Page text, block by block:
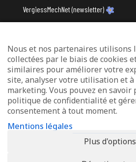
VergiessMechNet (newsletter)
Mit Unterstützung des
Datenschutz und Verwaltung von Cookies
Rechtliche Hinweise
Erklärung zur Barrierefreiheit
Nous et nos partenaires utilisons
collectées par le biais de cookies
similaires pour améliorer votre
site, analyser votre utilisation et à
marketing. Vous pouvez en savoir
politique de confidentialité et
consentement à tout moment.
Mentions légales
Plus d'options